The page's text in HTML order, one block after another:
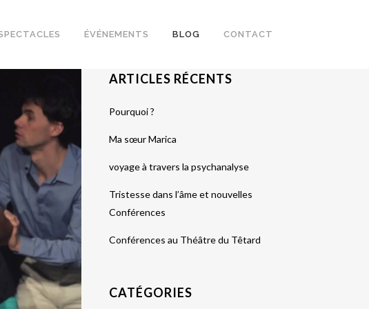
ÉVÉNEMENTS BLOG CONTACT
ARTICLES RÉCENTS
Pourquoi ?
Ma sœur Marica
voyage à travers la psychanalyse
Tristesse dans l’âme et nouvelles
Conférences
Conférences au Théâtre du Têtard
CATÉGORIES